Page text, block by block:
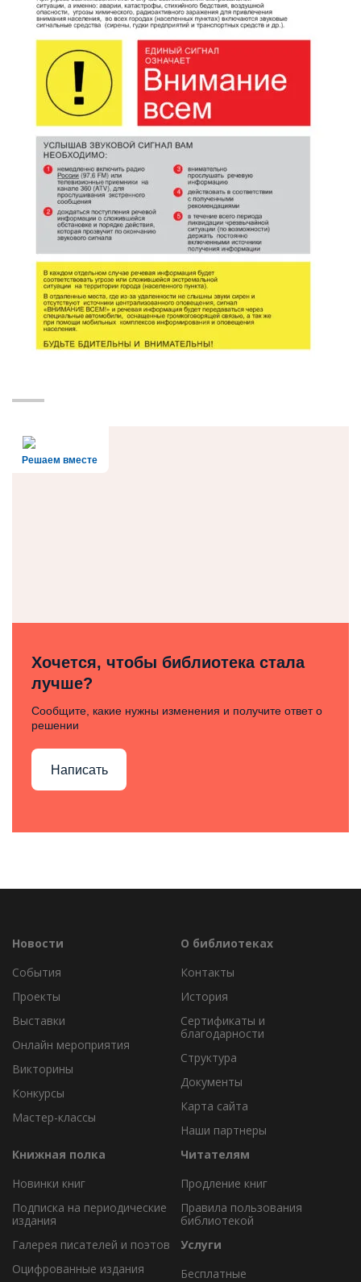
Решаем вместе
Хочется, чтобы библиотека стала
лучше?
Сообщите, какие нужны изменения и получите ответ о
решении
Написать
Новости
События
Проекты
Выставки
Онлайн мероприятия
Викторины
Конкурсы
Мастер-классы
О библиотеках
Контакты
История
Сертификаты и
благодарности
Структура
Документы
Карта сайта
Наши партнеры
Книжная полка
Новинки книг
Подписка на периодические
издания
Галерея писателей и поэтов
Оцифрованные издания
Читателям
Продление книг
Правила пользования
библиотекой
Услуги
Бесплатные